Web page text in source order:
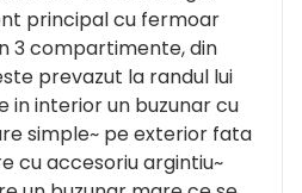
principal cu fermoar
3 compartimente, din
prevazut la randul lui
in interior un buzunar cu
simple~ pe exterior fata
cu accesoriu argintiu~